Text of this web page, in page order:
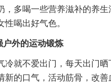
，多喝一些营养滋补的养
喝出好气色。
户外的运动锻炼
冷就不爱出门，每天出门晒
新的口气，活动筋骨，改善